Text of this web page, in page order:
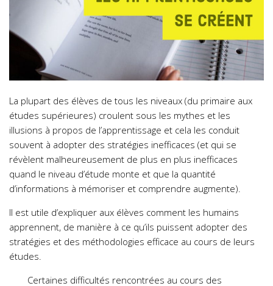
La plupart des élèves de tous les niveaux (du primaire aux
études supérieures) croulent sous les mythes et les
illusions à propos de l’apprentissage et cela les conduit
souvent à adopter des stratégies inefficaces (et qui se
révèlent malheureusement de plus en plus inefficaces
quand le niveau d’étude monte et que la quantité
d’informations à mémoriser et comprendre augmente).
Il est utile d’expliquer aux élèves comment les humains
apprennent, de manière à ce qu’ils puissent adopter des
stratégies et des méthodologies efficace au cours de leurs
études.
Certaines difficultés rencontrées au cours des